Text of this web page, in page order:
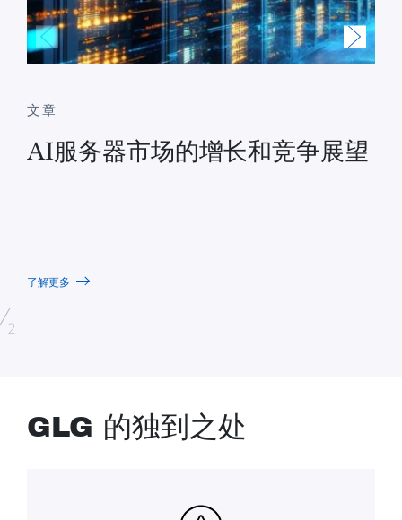
文章
AI服务器市场的增长和竞争展望
了解更多
2
GLG 的独到之处